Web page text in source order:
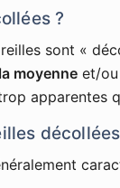
?
sont «
moyenne et/ou
apparentes
décollées